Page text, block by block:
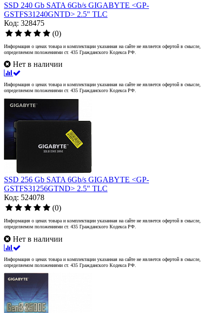
SSD 240 Gb SATA 6Gb/s GIGABYTE <GP-
GSTFS31240GNTD> 2.5" TLC
Код: 328475
(0)
Информация о ценах товара и комплектации указанная на сайте не является офертой в смысле,
определяемом положениями ст. 435 Гражданского Кодекса РФ.
Нет в наличии
Информация о ценах товара и комплектации указанная на сайте не является офертой в смысле,
определяемом положениями ст. 435 Гражданского Кодекса РФ.
SSD 256 Gb SATA 6Gb/s GIGABYTE <GP-
GSTFS31256GTND> 2.5" TLC
Код: 524078
(0)
Информация о ценах товара и комплектации указанная на сайте не является офертой в смысле,
определяемом положениями ст. 435 Гражданского Кодекса РФ.
Нет в наличии
Информация о ценах товара и комплектации указанная на сайте не является офертой в смысле,
определяемом положениями ст. 435 Гражданского Кодекса РФ.